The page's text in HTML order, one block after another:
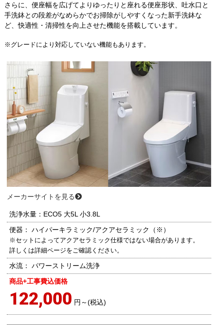
さらに、便座幅を広げてよりゆったりと座れる便座形状、吐水口と
手洗鉢との段差がなめらかでお掃除がしやすくなった新手洗鉢な
ど、快適性・清掃性を向上させた機能を搭載しています。
※グレードにより対応していない機能もあります。
メーカーサイトを見る
洗浄水量：ECO5 大5L 小3.8L
便器：
ハイパーキラミック/アクアセラミック（※）
※セットによってアクアセラミック仕様ではない場合があります。
詳しくは詳細ページをご確認ください。
水流：
パワーストリーム洗浄
商品+工事費込価格
122,000 円～(税込)